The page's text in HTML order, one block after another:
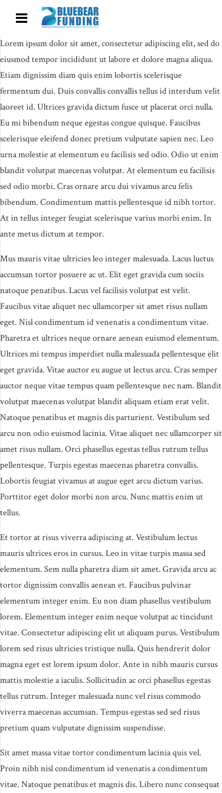
Lorem ipsum dolor sit amet, consectetur adipiscing elit, sed do
eiusmod tempor incididunt ut labore et dolore magna aliqua.
Etiam dignissim diam quis enim lobortis scelerisque
fermentum dui. Duis convallis convallis tellus id interdum velit
laoreet id. Ultrices gravida dictum fusce ut placerat orci nulla.
Eu mi bibendum neque egestas congue quisque. Faucibus
scelerisque eleifend donec pretium vulputate sapien nec. Leo
urna molestie at elementum eu facilisis sed odio. Odio ut enim
blandit volutpat maecenas volutpat. At elementum eu facilisis
sed odio morbi. Cras ornare arcu dui vivamus arcu felis
bibendum. Condimentum mattis pellentesque id nibh tortor.
At in tellus integer feugiat scelerisque varius morbi enim. In
ante metus dictum at tempor.
Mus mauris vitae ultricies leo integer malesuada. Lacus luctus
accumsan tortor posuere ac ut. Elit eget gravida cum sociis
natoque penatibus. Lacus vel facilisis volutpat est velit.
Faucibus vitae aliquet nec ullamcorper sit amet risus nullam
eget. Nisl condimentum id venenatis a condimentum vitae.
Pharetra et ultrices neque ornare aenean euismod elementum.
Ultrices mi tempus imperdiet nulla malesuada pellentesque elit
eget gravida. Vitae auctor eu augue ut lectus arcu. Cras semper
auctor neque vitae tempus quam pellentesque nec nam. Blandit
volutpat maecenas volutpat blandit aliquam etiam erat velit.
Natoque penatibus et magnis dis parturient. Vestibulum sed
arcu non odio euismod lacinia. Vitae aliquet nec ullamcorper sit
amet risus nullam. Orci phasellus egestas tellus rutrum tellus
pellentesque. Turpis egestas maecenas pharetra convallis.
Lobortis feugiat vivamus at augue eget arcu dictum varius.
Porttitor eget dolor morbi non arcu. Nunc mattis enim ut
tellus.
Et tortor at risus viverra adipiscing at. Vestibulum lectus
mauris ultrices eros in cursus. Leo in vitae turpis massa sed
elementum. Sem nulla pharetra diam sit amet. Gravida arcu ac
tortor dignissim convallis aenean et. Faucibus pulvinar
elementum integer enim. Eu non diam phasellus vestibulum
lorem. Elementum integer enim neque volutpat ac tincidunt
vitae. Consectetur adipiscing elit ut aliquam purus. Vestibulum
lorem sed risus ultricies tristique nulla. Quis hendrerit dolor
magna eget est lorem ipsum dolor. Ante in nibh mauris cursus
mattis molestie a iaculis. Sollicitudin ac orci phasellus egestas
tellus rutrum. Integer malesuada nunc vel risus commodo
viverra maecenas accumsan. Tempus egestas sed sed risus
pretium quam vulputate dignissim suspendisse.
Sit amet massa vitae tortor condimentum lacinia quis vel.
Proin nibh nisl condimentum id venenatis a condimentum
vitae. Natoque penatibus et magnis dis. Libero nunc consequat